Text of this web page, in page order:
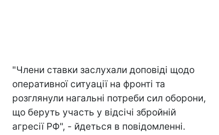
"Члени ставки заслухали доповіді щодо
оперативної ситуації на фронті та
розглянули нагальні потреби сил оборони,
що беруть участь у відсічі збройній
агресії РФ", - йдеться в повідомленні.